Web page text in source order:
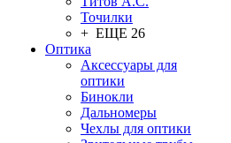
Точилки
+ ЕЩЕ 26
Оптика
Аксессуары для
оптики
Бинокли
Дальномеры
Чехлы для оптики